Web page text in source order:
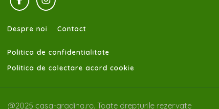
Despre noi Contact
Politica de confidentialitate
Politica de colectare acord cookie
@2025 casa-gradina.ro. Toate drepturile rezervate